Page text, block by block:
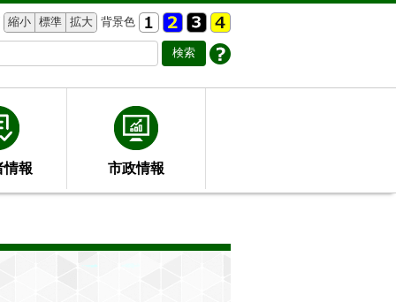
縮小 標準 拡大 背景色
情報 市政情報